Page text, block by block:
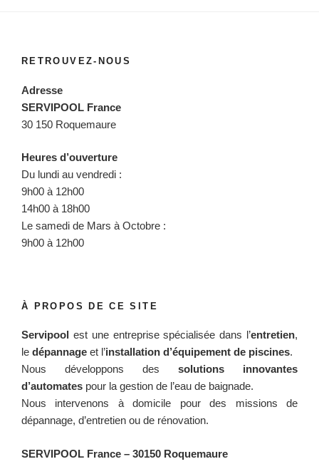
RETROUVEZ-NOUS
Adresse
SERVIPOOL France
30 150 Roquemaure
Heures d’ouverture
Du lundi au vendredi :
9h00 à 12h00
14h00 à 18h00
Le samedi de Mars à Octobre :
9h00 à 12h00
À PROPOS DE CE SITE
Servipool est une entreprise spécialisée dans l’entretien,
le dépannage et l’installation d’équipement de piscines.
Nous développons des solutions innovantes
d’automates pour la gestion de l’eau de baignade.
Nous intervenons à domicile pour des missions de
dépannage, d’entretien ou de rénovation.
SERVIPOOL France – 30150 Roquemaure